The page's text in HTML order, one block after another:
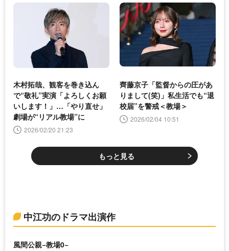
木村拓哉、観客を巻き込ん
で“敬礼”実演「よろしくお願
いします！」…「やり直せ」
劇場が“リアル教場”に
2026/02/20 21:23
齊藤京子「監督からの圧があ
りまして(笑)」私生活でも“退
校届”を警戒＜教場＞
2026/02/04 10:51
もっと見る
中江功のドラマ出演作
風間公親−教場0−